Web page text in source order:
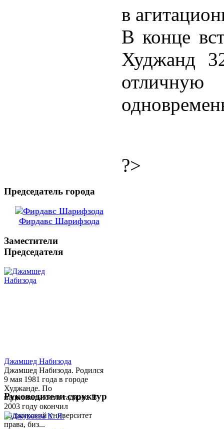
в
В конце
Худжанд
?>
Председатель города
Фирдавс Шарифзода
Заместители
Председателя
Джамшед Набизода
Джамшед Набизода. Родился
9 мая 1981 года в городе
Худжанде. По
национальности таджик. В
2003 году окончил
Таджикский университет
права, биз...
Руководители структур